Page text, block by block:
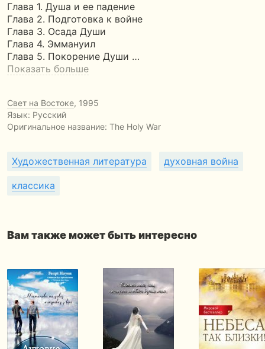
Глава 1. Душа и ее падение
Глава 2. Подготовка к войне
Глава 3. Осада Души
Глава 4. Эммануил
Глава 5. Покорение Души …
Показать больше
Свет на Востоке, 1995
Язык: Русский
Оригинальное название: The Holy War
Художественная литература духовная война
классика
Вам также может быть интересно